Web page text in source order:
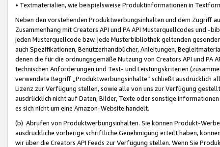
• Textmaterialien, wie beispielsweise Produktinformationen in
Neben den vorstehenden Produktwerbungsinhalten und dem Zugriff
Zusammenhang mit Creators API und PA API Musterquellcodes und
jeden Musterquellcode bzw. jede Musterbibliothek geltenden
auch Spezifikationen, Benutzerhandbücher, Anleitungen,
denen die für die ordnungsgemäße Nutzung von Creators API und PA
technischen Anforderungen und Test- und Leistungskriterien
verwendete Begriff „Produktwerbungsinhalte“ schließt ausdrücklich
Lizenz zur Verfügung stellen, sowie alle von uns zur Verfügung
ausdrücklich nicht auf Daten, Bilder, Texte oder sonstige
es sich nicht um eine Amazon-Website handelt.
(b) Abrufen von Produktwerbungsinhalten. Sie können Produkt-
ausdrückliche vorherige schriftliche Genehmigung erteilt haben,
wir über die Creators API Feeds zur Verfügung stellen. Wenn Sie